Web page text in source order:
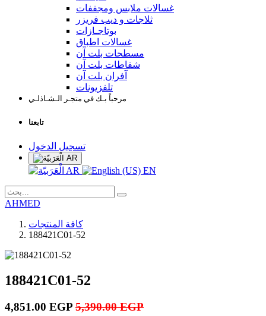
غسالات ملابس ومجففات
ثلاجات و ديب فريزر
بوتاجـازات
غسالات اطباق
مسطحات بلت آن
شفاطات بلت آن
آفران بلت آن
تلفزيونات
مرحباً بـك في متجـر الـشـاذلـي
تابعنا
تسجيل الدخول
AR
AR EN
AHMED
كافة المنتجات
188421C01-52
188421C01-52
4,851.00 EGP 5,390.00EGP